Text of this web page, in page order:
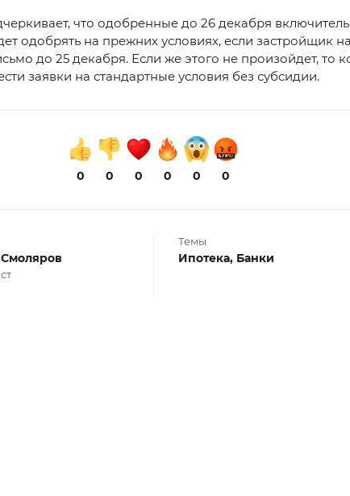
что одобренные до 26 декабря
одобрять на прежних условиях, если застройщик
до 25 декабря. Если же этого не произойдет, то
заявки на стандартные условия без субсидии.
0 0 0 0 0 0
Темы
Ипотека, Банки